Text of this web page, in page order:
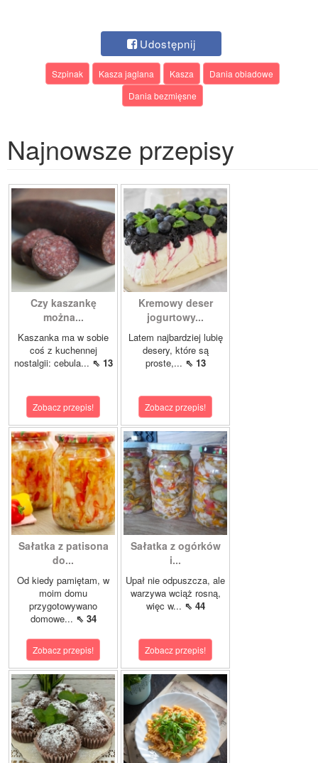
Udostępnij
Szpinak Kasza jaglana Kasza
Dania obiadowe
Dania bezmięsne
Najnowsze przepisy
Czy kaszankę
można...
Kaszanka ma w sobie
coś z kuchennej
nostalgii: cebula... ⇖ 13
Zobacz przepis!
Kremowy deser
jogurtowy...
Latem najbardziej lubię
desery, które są
proste,... ⇖ 13
Zobacz przepis!
Sałatka z patisona
do...
Od kiedy pamiętam, w
moim domu
przygotowywano
domowe... ⇖ 34
Zobacz przepis!
Sałatka z ogórków
i...
Upał nie odpuszcza, ale
warzywa wciąż rosną,
więc w... ⇖ 44
Zobacz przepis!